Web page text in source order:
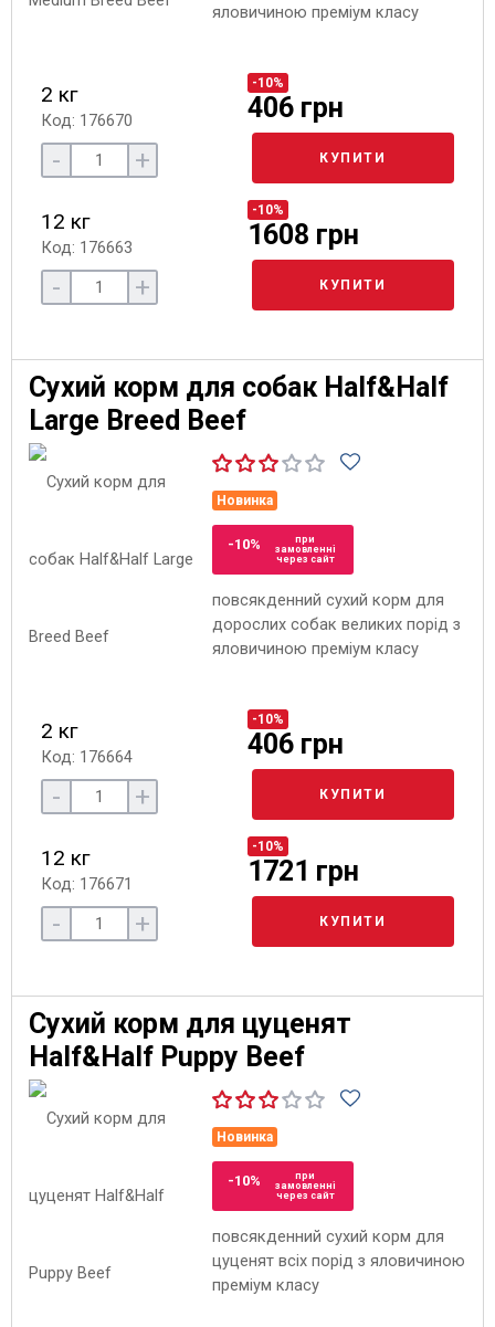
яловичиною преміум класу
2 кг
Код: 176670
-10%
406 грн
- + КУПИТИ
12 кг
Код: 176663
-10%
1608 грн
- + КУПИТИ
Сухий корм для собак Half&Half
Large Breed Beef
Новинка
-10%
при
замовленні
через сайт
повсякденний сухий корм для
дорослих собак великих порід з
яловичиною преміум класу
2 кг
Код: 176664
-10%
406 грн
- + КУПИТИ
12 кг
Код: 176671
-10%
1721 грн
- + КУПИТИ
Сухий корм для цуценят
Half&Half Puppy Beef
Новинка
-10%
при
замовленні
через сайт
повсякденний сухий корм для
цуценят всіх порід з яловичиною
преміум класу